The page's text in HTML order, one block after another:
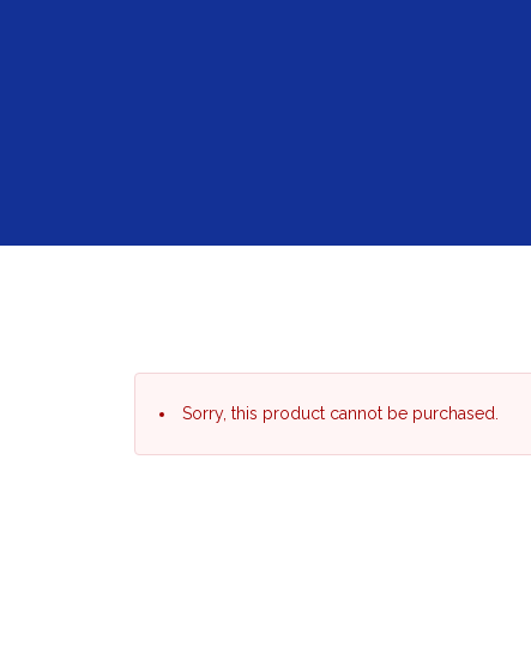
Sorry, this product cannot be purchased.